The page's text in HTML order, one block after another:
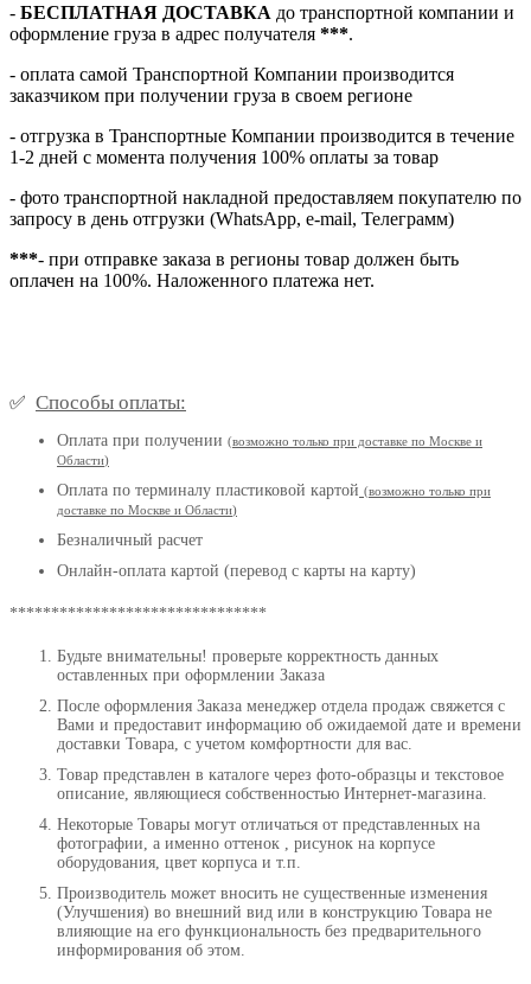
- БЕСПЛАТНАЯ ДОСТАВКА до транспортной компании и
оформление груза в адрес получателя ***.
- оплата самой Транспортной Компании производится
заказчиком при получении груза в своем регионе
- отгрузка в Транспортные Компании производится в течение
1-2 дней с момента получения 100% оплаты за товар
- фото транспортной накладной предоставляем покупателю по
запросу в день отгрузки (WhatsApp, e-mail, Телеграмм)
***- при отправке заказа в регионы товар должен быть
оплачен на 100%. Наложенного платежа нет.
✅ Способы оплаты:
Оплата при получении (возможно только при доставке по Москве и
Области)
Оплата по терминалу пластиковой картой (возможно только при
доставке по Москве и Области)
Безналичный расчет
Онлайн-оплата картой (перевод с карты на карту)
*******************************
Будьте внимательны! проверьте корректность данных
оставленных при оформлении Заказа
После оформления Заказа менеджер отдела продаж свяжется с
Вами и предоставит информацию об ожидаемой дате и времени
доставки Товара, с учетом комфортности для вас.
Товар представлен в каталоге через фото-образцы и текстовое
описание, являющиеся собственностью Интернет-магазина.
Некоторые Товары могут отличаться от представленных на
фотографии, а именно оттенок , рисунок на корпусе
оборудования, цвет корпуса и т.п.
Производитель может вносить не существенные изменения
(Улучшения) во внешний вид или в конструкцию Товара не
влияющие на его функциональность без предварительного
информирования об этом.